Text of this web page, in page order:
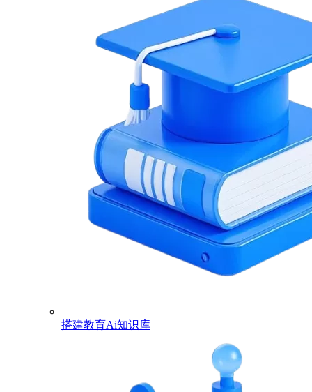
搭建教育Ai知识库